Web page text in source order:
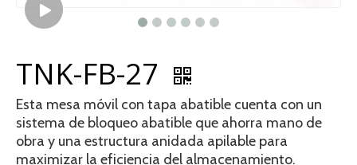
TNK-FB-27
Esta mesa móvil con tapa abatible cuenta con un
sistema de bloqueo abatible que ahorra mano de
obra y una estructura anidada apilable para
maximizar la eficiencia del almacenamiento.